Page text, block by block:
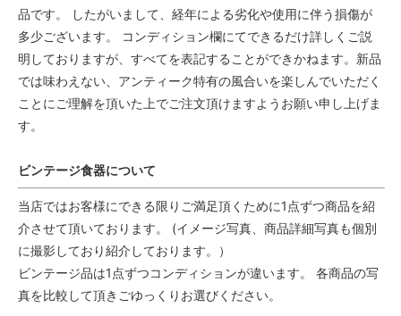
品です。 したがいまして、経年による劣化や使用に伴う損傷が
多少ございます。 コンディション欄にてできるだけ詳しくご説
明しておりますが、すべてを表記することができかねます。新品
では味わえない、アンティーク特有の風合いを楽しんでいただく
ことにご理解を頂いた上でご注文頂けますようお願い申し上げま
す。
ビンテージ食器について
当店ではお客様にできる限りご満足頂くために1点ずつ商品を紹
介させて頂いております。 (イメージ写真、商品詳細写真も個別
に撮影しており紹介しております。）
ビンテージ品は1点ずつコンディションが違います。 各商品の写
真を比較して頂きごゆっくりお選びください。